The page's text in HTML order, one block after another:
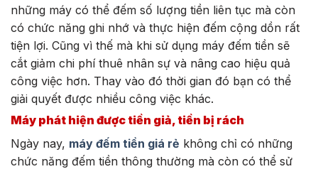
những máy có thể đếm số lượng tiền liên tục mà còn
có chức năng ghi nhớ và thực hiện đếm cộng dồn rất
tiện lợi. Cũng vì thế mà khi sử dụng máy đếm tiền sẽ
cắt giảm chi phí thuê nhân sự và nâng cao hiệu quả
công việc hơn. Thay vào đó thời gian đó bạn có thể
giải quyết được nhiều công việc khác.
Máy phát hiện được tiền giả, tiền bị rách
Ngày nay, máy đếm tiền giá rẻ không chỉ có những
chức năng đếm tiền thông thường mà còn có thể sử